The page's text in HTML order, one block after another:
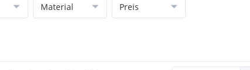
Material Preis